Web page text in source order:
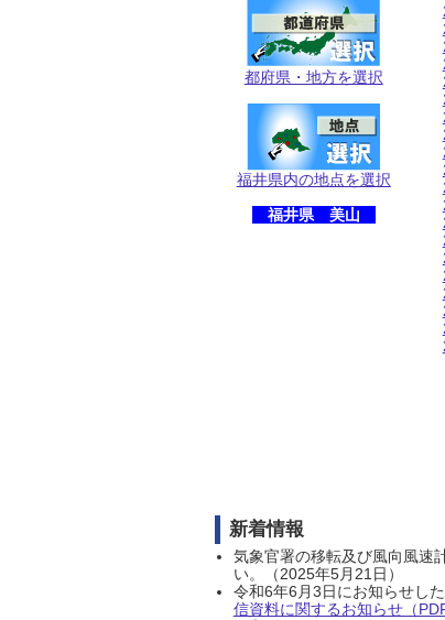
都府県・地方を選択
福井県内の地点を選択
福井県 美山
新着情報
気象官署の移転及び風向風速
い。（2025年5月21日）
令和6年6月3日にお知らせし
信資料に関するお知らせ（